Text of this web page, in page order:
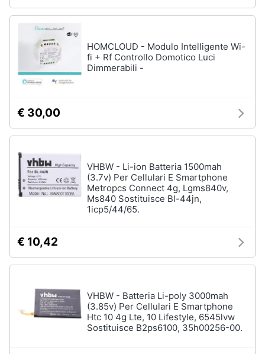
HOMCLOUD - Modulo Intelligente Wi-
fi + Rf Controllo Domotico Luci
Dimmerabili -
€ 30,00
VHBW - Li-ion Batteria 1500mah
(3.7v) Per Cellulari E Smartphone
Metropcs Connect 4g, Lgms840v,
Ms840 Sostituisce Bl-44jn,
1icp5/44/65.
€ 10,42
VHBW - Batteria Li-poly 3000mah
(3.85v) Per Cellulari E Smartphone
Htc 10 4g Lte, 10 Lifestyle, 6545lvw
Sostituisce B2ps6100, 35h00256-00.